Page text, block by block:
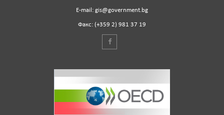
Е-mail: gis@government.bg
Факс: (+359 2) 981 37 19